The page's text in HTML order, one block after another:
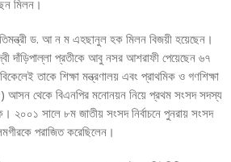
মিলন।
ড. আ ন ম এহছানুল হক মিলন বিজয়ী হয়েছেন।
দাঁড়িপাল্লা প্রতীকে আবু নসর আশরাফী পেয়েছেন ৬৭
তাকে শিক্ষা মন্ত্রণালয় এবং প্রাথমিক ও গণশিক্ষা
১) আসন থেকে বিএনপির মনোনয়ন নিয়ে প্রথম সংসদ সদস্য
২০০১ সালে ৮ম জাতীয় সংসদ নির্বাচনে পুনরায় সংসদ
পরাজিত করেছিলেন।